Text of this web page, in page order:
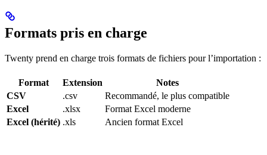
Formats pris en charge
Twenty prend en charge trois formats de fichiers pour l’importation :
Format Extension
Notes
CSV
.csv
Recommandé, le plus compatible
Excel
.xlsx
Format Excel moderne
Excel (hérité) .xls Ancien format Excel